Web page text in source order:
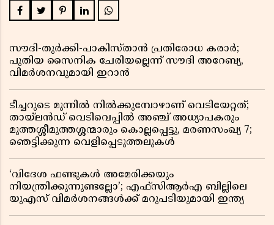
സൗദി-തുർക്കി-പാകിസ്താൻ പ്രതിരോധ കരാർ;
പുതിയ സൈനിക ചേരിയല്ലെന്ന് സൗദി അറേബ്യ,
വിമർശനവുമായി ഇറാൻ
ടീച്ചറുടെ മുന്നിൽ നിൽക്കുമ്പോഴാണ് വെടിയേറ്റത്;
തായ്‌ലൻഡ് വെടിവെപ്പിൽ അഞ്ച് അധ്യാപകരും
മുത്തശ്ശീമുത്തശ്ശന്മാരും കൊല്ലപ്പെട്ടു, മരണസംഖ്യ 7;
ഞെട്ടിക്കുന്ന വെളിപ്പെടുത്തലുകൾ
‘വിദേശ ഫണ്ടുകൾ അമേരിക്കയും
നിയന്ത്രിക്കുന്നുണ്ടല്ലോ’; എഫ്സിആർഎ ബില്ലിലെ
യുഎസ് വിമർശനങ്ങൾക്ക് മറുപടിയുമായി ഇന്ത്യ